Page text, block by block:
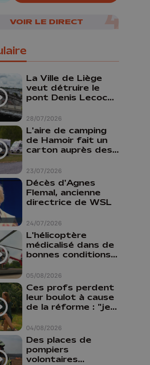
VOIR LE DIRECT
28/07/2026
La Ville de Liège
veut détruire le
pont Denis Lecocq
budget pour le
faire
23/07/2026
L'aire de camping
de Hamoir fait un
carton auprès des
24/07/2026
Décès d'Agnes
Flemal, ancienne
directrice de WSL
05/08/2026
L'hélicoptère
médicalisé dans de
bonnes conditions à
04/08/2026
Ces profs perdent
leur boulot à cause
de la réforme : "je
comme prof que
comme
pharmacienne"
Des places de
pompiers
volontaires